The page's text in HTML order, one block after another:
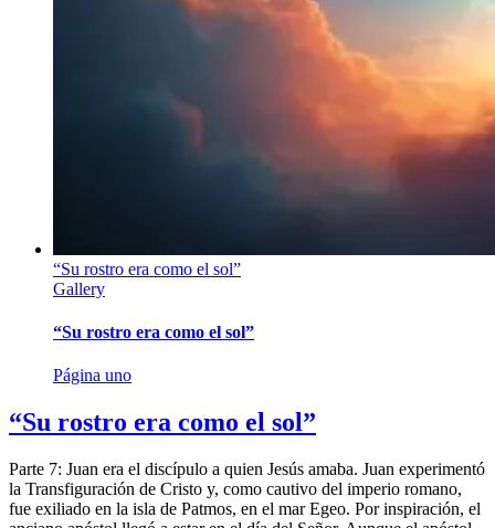
“Su rostro era como el sol”
Gallery
“Su rostro era como el sol”
Página uno
“Su rostro era como el sol”
Parte 7: Juan era el discípulo a quien Jesús amaba. Juan experimentó
la Transfiguración de Cristo y, como cautivo del imperio romano,
fue exiliado en la isla de Patmos, en el mar Egeo. Por inspiración, el